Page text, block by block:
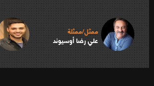
ممثل/ممثلة
علي رضا أوسيوند